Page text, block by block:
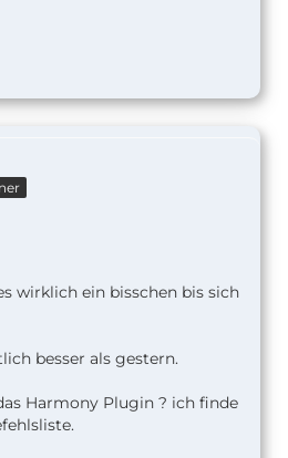
wirklich ein bisschen bis sich
besser als gestern.
Harmony Plugin ? ich finde